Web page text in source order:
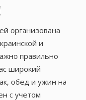
организована
и
правильно
широкий
обед и ужин на
с учетом